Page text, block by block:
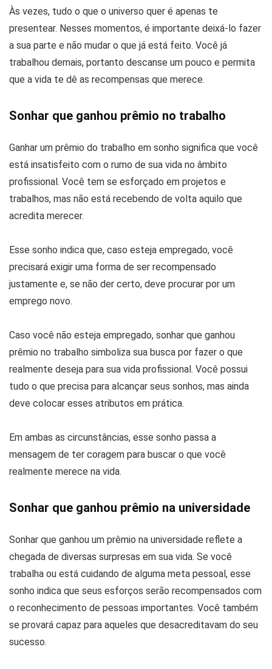
Às vezes, tudo o que o universo quer é apenas te
presentear. Nesses momentos, é importante deixá-lo fazer
a sua parte e não mudar o que já está feito. Você já
trabalhou demais, portanto descanse um pouco e permita
que a vida te dê as recompensas que merece.
Sonhar que ganhou prêmio no trabalho
Ganhar um prêmio do trabalho em sonho significa que você
está insatisfeito com o rumo de sua vida no âmbito
profissional. Você tem se esforçado em projetos e
trabalhos, mas não está recebendo de volta aquilo que
acredita merecer.
Esse sonho indica que, caso esteja empregado, você
precisará exigir uma forma de ser recompensado
justamente e, se não der certo, deve procurar por um
emprego novo.
Caso você não esteja empregado, sonhar que ganhou
prêmio no trabalho simboliza sua busca por fazer o que
realmente deseja para sua vida profissional. Você possui
tudo o que precisa para alcançar seus sonhos, mas ainda
deve colocar esses atributos em prática.
Em ambas as circunstâncias, esse sonho passa a
mensagem de ter coragem para buscar o que você
realmente merece na vida.
Sonhar que ganhou prêmio na universidade
Sonhar que ganhou um prêmio na universidade reflete a
chegada de diversas surpresas em sua vida. Se você
trabalha ou está cuidando de alguma meta pessoal, esse
sonho indica que seus esforços serão recompensados com
o reconhecimento de pessoas importantes. Você também
se provará capaz para aqueles que desacreditavam do seu
sucesso.